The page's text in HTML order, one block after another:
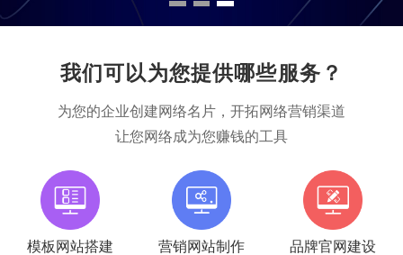
我们可以为您提供哪些服务？
为您的企业创建网络名片，开拓网络营销渠道
让您网络成为您赚钱的工具
模板网站搭建 营销网站制作 品牌官网建设